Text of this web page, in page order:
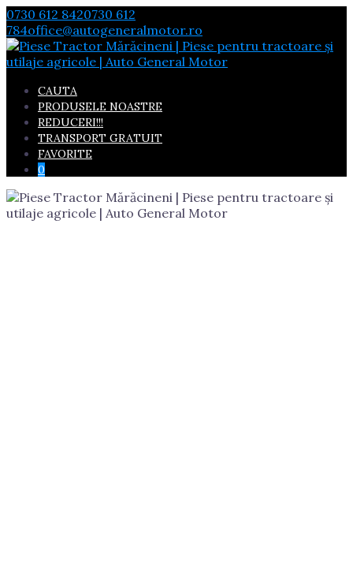
Skip
to
content
0730 612 8420730 612
784office@autogeneralmotor.ro
CAUTA
PRODUSELE NOASTRE
REDUCERI!!!
TRANSPORT GRATUIT
FAVORITE
0